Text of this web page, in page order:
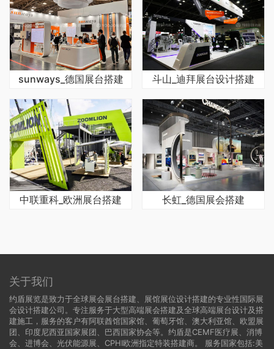
sunways_德国展台搭建 斗山_迪拜展台设计搭建
中联重科_欧洲展台搭建 长虹_德国展会搭建
关于我们
约盾展览是致力于全球展会展台搭建、展馆展位设计搭建的专业性国际展
会设计搭建公司。专注服务于大型高端展会搭建及全球高端展台设计及搭
建施工，服务的客户有阿联酋馆国家馆、葡萄牙馆、澳大利亚馆、欧盟展
团、印度尼西亚国家展团、巴西国家协会等。约盾是CEMF医疗展、消博
会、进博会、光伏能源展、CPHI欧洲指定特装搭建商。 服务国家包括:美